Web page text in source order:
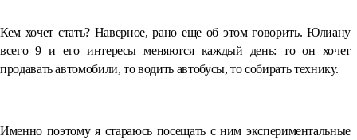
Кем хочет стать? Наверное, рано еще об этом говорить. Юлиану
всего 9 и его интересы меняются каждый день: то он хочет
продавать автомобили, то водить автобусы, то собирать технику.
Именно поэтому я стараюсь посещать с ним экспериментальные